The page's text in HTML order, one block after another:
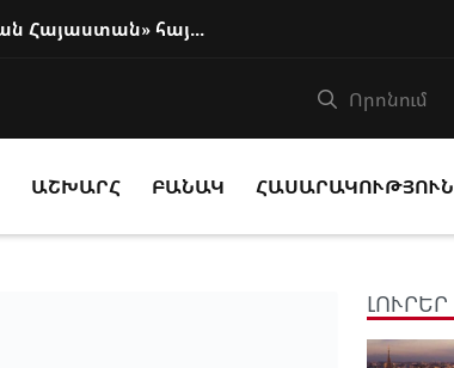
Բաքուն ողջունել է Փաշինյանի «իրական Հայաստան» հայեցակարգը
ԱՇԽԱՐՀ ԲԱՆԱԿ ՀԱՍԱՐԱԿՈՒԹՅՈՒՆ
ԼՈՒՐԵՐ